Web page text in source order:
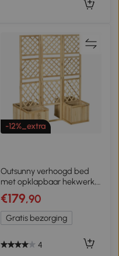
-12%_extra
Outsunny verhoogd bed
met opklapbaar hekwerk,
plantenbak met
privacyscherm 133x165 cm
€179,90
Gratis bezorging
4